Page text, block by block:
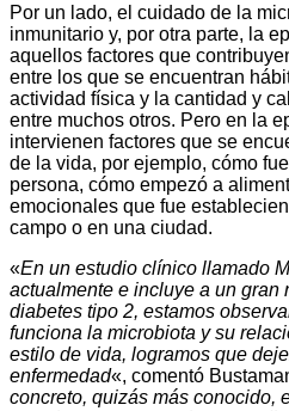
Por un lado, el cuidado de la
inmunitario y, por otra parte, la
aquellos factores que
entre los que se encuentran
actividad física y la cantidad y
entre muchos otros. Pero en la
intervienen factores que se
de la vida, por ejemplo, cómo
persona, cómo empezó a
emocionales que fue
campo o en una ciudad.
«En un estudio clínico llamado
actualmente e incluye a un gran
diabetes tipo 2, estamos
funciona la microbiota y su
estilo de vida, logramos que
enfermedad«, comentó
concreto, quizás más conocido,